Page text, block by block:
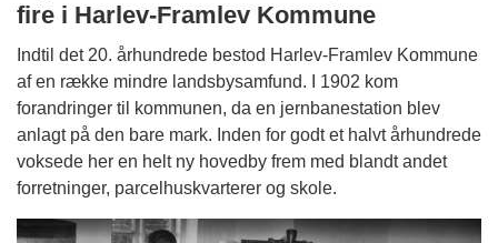
fire i Harlev-Framlev Kommune
Indtil det 20. århundrede bestod Harlev-Framlev Kommune
af en række mindre landsbysamfund. I 1902 kom
forandringer til kommunen, da en jernbanestation blev
anlagt på den bare mark. Inden for godt et halvt århundrede
voksede her en helt ny hovedby frem med blandt andet
forretninger, parcelhuskvarterer og skole.